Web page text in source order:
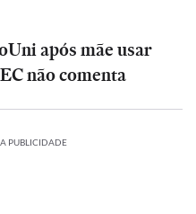
após mãe usar
não comenta
PUBLICIDADE